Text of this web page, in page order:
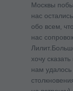
Москвы
нас
обо всем,
нас
хочу
нам